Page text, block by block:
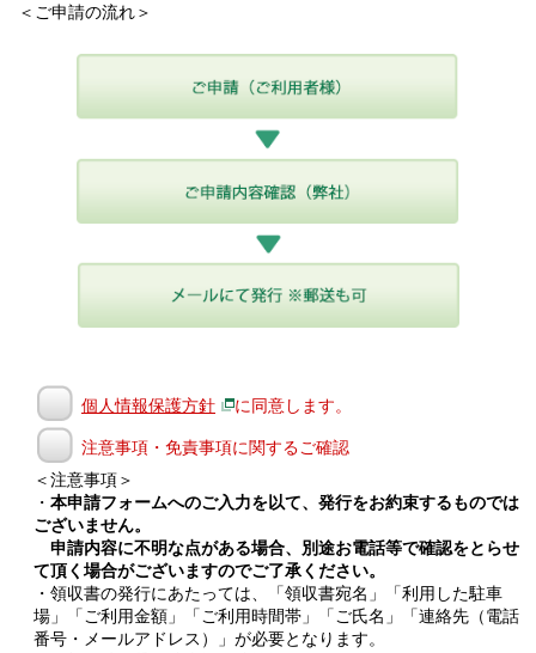
＜ご申請の流れ＞
個人情報保護方針 に同意します。
注意事項・免責事項に関するご確認
＜注意事項＞
・ 本申請フォームへのご入力を以て、発行をお約束するものでは
ございません。
申請内容に不明な点がある場合、別途お電話等で確認をとらせ
て頂く場合がございますのでご了承ください。
・領収書の発行にあたっては、「領収書宛名」「利用した駐車
場」「ご利用金額」「ご利用時間帯」「ご氏名」「連絡先（電話
番号・メールアドレス）」が必要となります。